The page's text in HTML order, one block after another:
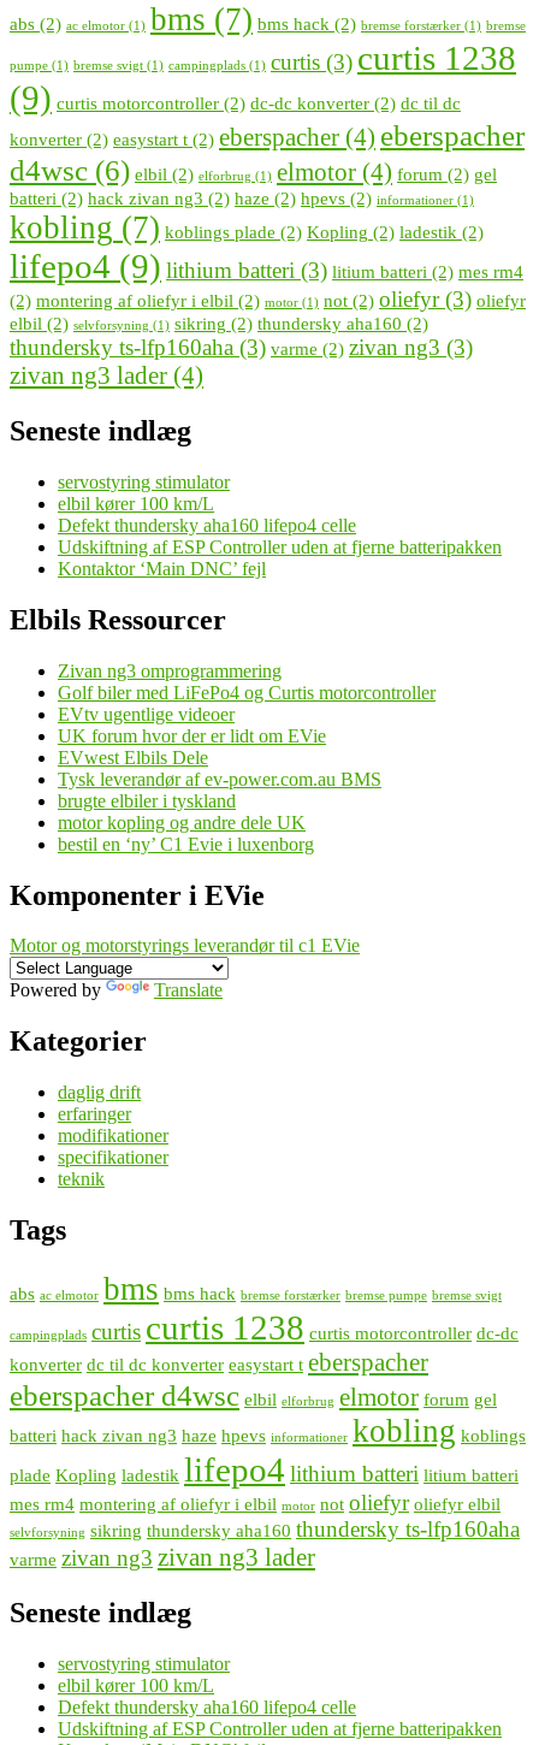
abs (2) ac elmotor (1) bms (7) bms hack (2) bremse forstærker (1) bremse
pumpe (1) bremse svigt (1) campingplads (1) curtis (3) curtis 1238
(9) curtis motorcontroller (2) dc-dc konverter (2) dc til dc
konverter (2) easystart t (2) eberspacher (4) eberspacher
d4wsc (6) elbil (2) elforbrug (1) elmotor (4) forum (2) gel
batteri (2) hack zivan ng3 (2) haze (2) hpevs (2) informationer (1)
kobling (7) koblings plade (2) Kopling (2) ladestik (2)
lifepo4 (9) lithium batteri (3) litium batteri (2) mes rm4
(2) montering af oliefyr i elbil (2) motor (1) not (2) oliefyr(3) oliefyr
elbil (2) selvforsyning (1) sikring (2) thundersky aha160 (2)
thundersky ts-lfp160aha (3) varme (2) zivan ng3 (3)
zivan ng3 lader (4)
Seneste indlæg
servostyring stimulator
elbil kører 100 km/L
Defekt thundersky aha160 lifepo4 celle
Udskiftning af ESP Controller uden at fjerne batteripakken
Kontaktor ‘Main DNC’ fejl
Elbils Ressourcer
Zivan ng3 omprogrammering
Golf biler med LiFePo4 og Curtis motorcontroller
EVtv ugentlige videoer
UK forum hvor der er lidt om EVie
EVwest Elbils Dele
Tysk leverandør af ev-power.com.au BMS
brugte elbiler i tyskland
motor kopling og andre dele UK
bestil en ‘ny’ C1 Evie i luxenborg
Komponenter i EVie
Motor og motorstyrings leverandør til c1 EVie
Powered by Translate
Kategorier
daglig drift
erfaringer
modifikationer
specifikationer
teknik
Tags
abs ac elmotor bms bms hack bremse forstærker bremse pumpe bremse svigt
campingplads curtis curtis 1238 curtis motorcontroller dc-dc
konverter dc til dc konverter easystart t eberspacher
eberspacher d4wsc elbil elforbrug elmotor forum gel
batteri hack zivan ng3 haze hpevs informationer kobling koblings
plade Kopling ladestik lifepo4 lithium batteri litium batteri
mes rm4 montering af oliefyr i elbil motor not oliefyr oliefyr elbil
selvforsyning sikring thundersky aha160 thundersky ts-lfp160aha
varme zivan ng3 zivan ng3 lader
Seneste indlæg
servostyring stimulator
elbil kører 100 km/L
Defekt thundersky aha160 lifepo4 celle
Udskiftning af ESP Controller uden at fjerne batteripakken